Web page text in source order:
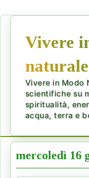
Vivere
naturale
Vivere in Modo
scientifiche su
spiritualità,
acqua, terra e
mercoledì 16